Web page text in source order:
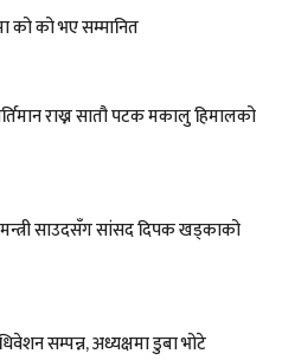
को को भए सम्मानित
राख्न सातौ पटक मकालु हिमालको
मन्त्री साउदसँग सांसद दिपक खड्काको
सम्पन्न, अध्यक्षमा डुबा भोटे